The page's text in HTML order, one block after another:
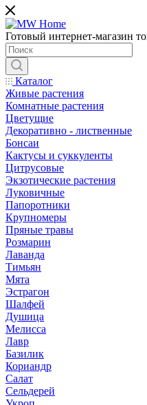
Готовый интернет-магазин
Каталог
Живые растения
Комнатные растения
Цветущие
Декоративно - лиственные
Бонсаи
Кактусы и суккуленты
Цитрусовые
Экзотические растения
Луковичные
Папоротники
Крупномеры
Пряные травы
Розмарин
Лаванда
Тимьян
Мята
Эстрагон
Шалфей
Душица
Мелисса
Лавр
Базилик
Кориандр
Салат
Сельдерей